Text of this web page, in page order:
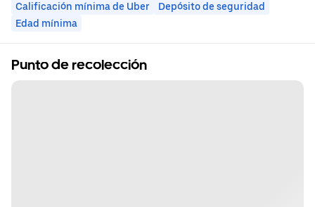
Calificación mínima de Uber
Depósito de seguridad
Edad mínima
Punto de recolección